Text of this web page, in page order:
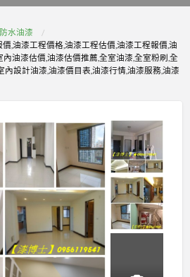
problem
水油漆
,油漆工程價格,油漆工程估價,油漆工程報價,油
油漆估價,油漆估價推薦,全室油漆,全室粉刷,全
內設計油漆,油漆價目表,油漆行情,油漆服務,油漆